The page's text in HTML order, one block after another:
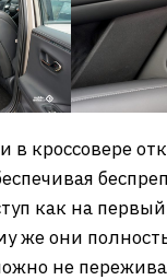
в кроссовере
как на
же они
не